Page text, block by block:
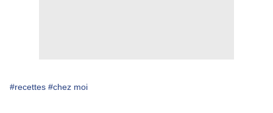
#recettes #chez moi